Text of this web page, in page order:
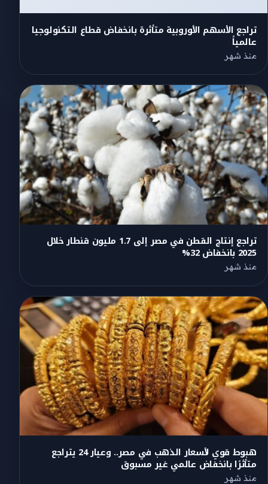
تراجع الأسهم الأوروبية متأثرة بانخفاض قطاع التكنولوجيا
عالمياً
منذ شهر
تراجع إنتاج القطن في مصر إلى 1.7 مليون قنطار خلال
2025 بانخفاض 32%
منذ شهر
هبوط قوي لأسعار الذهب في مصر.. وعيار 24 يتراجع
متأثرًا بانخفاض عالمي غير مسبوق
منذ شهر